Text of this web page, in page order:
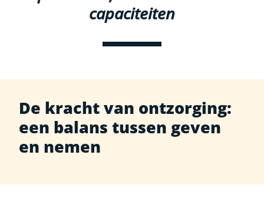
capaciteiten
De kracht van ontzorging:
een balans tussen geven
en nemen